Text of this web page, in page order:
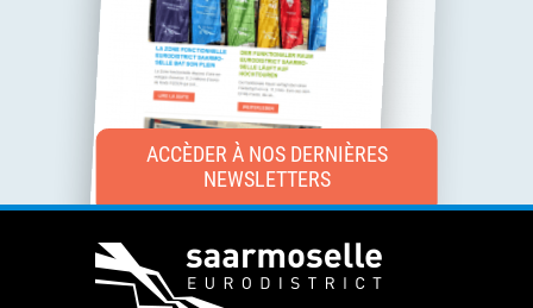
ACCÈDER À NOS DERNIÈRES
NEWSLETTERS